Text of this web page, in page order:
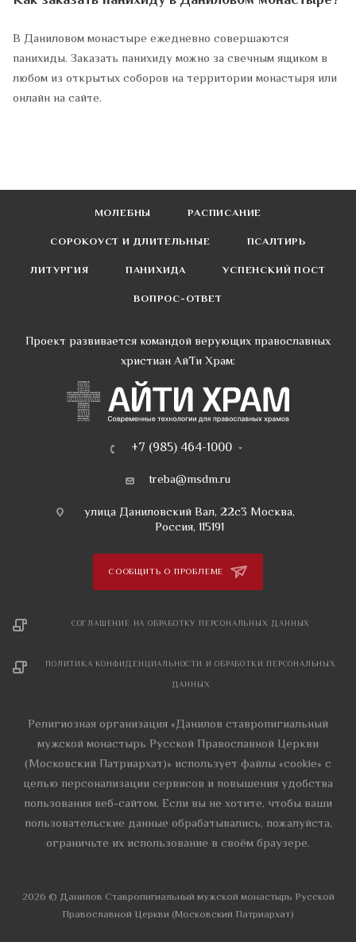
В Даниловом монастыре ежедневно совершаются
панихиды. Заказать панихиду можно за свечным ящиком в
любом из открытых соборов на территории монастыря или
онлайн на сайте.
МОЛЕБНЫ
РАСПИСАНИЕ
СОРОКОУСТ И ДЛИТЕЛЬНЫЕ
ПСАЛТИРЬ
ЛИТУРГИЯ
ПАНИХИДА
УСПЕНСКИЙ ПОСТ
ВОПРОС-ОТВЕТ
Проект развивается командой верующих православных
христиан АйТи Храм:
+7 (985) 464-1000
treba@msdm.ru
улица Даниловский Вал, 22с3 Москва,
Россия, 115191
СООБЩИТЬ О ПРОБЛЕМЕ
СОГЛАШЕНИЕ НА ОБРАБОТКУ ПЕРСОНАЛЬНЫХ ДАННЫХ
ПОЛИТИКА КОНФИДЕНЦИАЛЬНОСТИ И ОБРАБОТКИ ПЕРСОНАЛЬНЫХ
ДАННЫХ
Религиозная организация «Данилов ставропигиальный
мужской монастырь Русской Православной Церкви
(Московский Патриархат)» использует файлы «cookie» с
целью персонализации сервисов и повышения удобства
пользования веб-сайтом. Если вы не хотите, чтобы ваши
пользовательские данные обрабатывались, пожалуйста,
ограничьте их использование в своём браузере.
2026 © Данилов Cтавропигиальный мужской монастырь Русской
Православной Церкви (Московский Патриархат)